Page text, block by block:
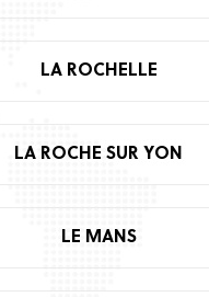
LA ROCHELLE
LA ROCHE SUR YON
LE MANS